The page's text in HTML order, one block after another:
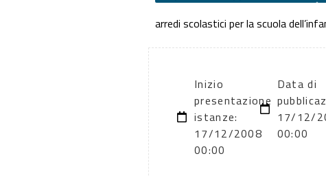
arredi scolastici per la scuola
Inizio
presentazione
istanze:
17/12/2008
00:00
Data di
17/12/
00:00